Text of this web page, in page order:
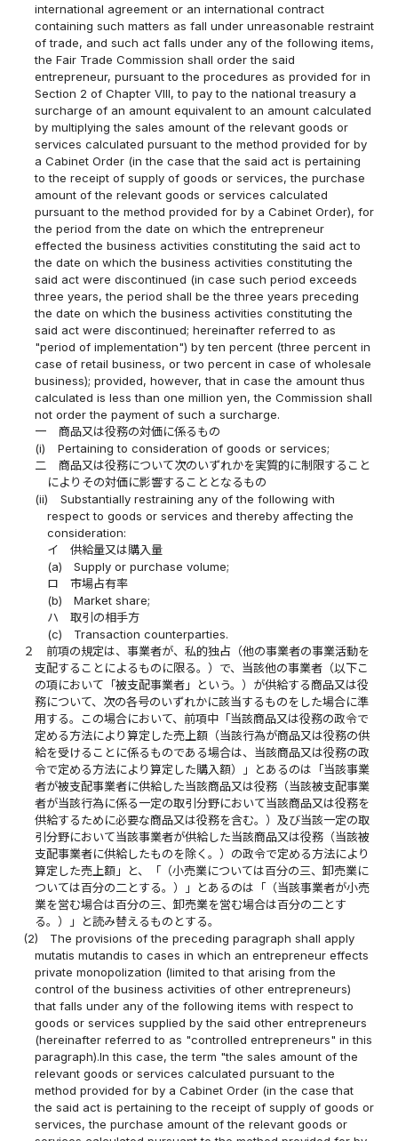
international agreement or an international contract
containing such matters as fall under unreasonable restraint
of trade, and such act falls under any of the following items,
the Fair Trade Commission shall order the said
entrepreneur, pursuant to the procedures as provided for in
Section 2 of Chapter VIII, to pay to the national treasury a
surcharge of an amount equivalent to an amount calculated
by multiplying the sales amount of the relevant goods or
services calculated pursuant to the method provided for by
a Cabinet Order (in the case that the said act is pertaining
to the receipt of supply of goods or services, the purchase
amount of the relevant goods or services calculated
pursuant to the method provided for by a Cabinet Order), for
the period from the date on which the entrepreneur
effected the business activities constituting the said act to
the date on which the business activities constituting the
said act were discontinued (in case such period exceeds
three years, the period shall be the three years preceding
the date on which the business activities constituting the
said act were discontinued; hereinafter referred to as
"period of implementation") by ten percent (three percent in
case of retail business, or two percent in case of wholesale
business); provided, however, that in case the amount thus
calculated is less than one million yen, the Commission shall
not order the payment of such a surcharge.
一
商品又は役務の対価に係るもの
(i)
Pertaining to consideration of goods or services;
二
商品又は役務について次のいずれかを実質的に制限すること
によりその対価に影響することとなるもの
(ii)
Substantially restraining any of the following with
respect to goods or services and thereby affecting the
consideration:
イ
供給量又は購入量
(a)
Supply or purchase volume;
ロ
市場占有率
(b)
Market share;
ハ
取引の相手方
(c)
Transaction counterparties.
２
前項の規定は、事業者が、私的独占（他の事業者の事業活動を
支配することによるものに限る。）で、当該他の事業者（以下こ
の項において「被支配事業者」という。）が供給する商品又は役
務について、次の各号のいずれかに該当するものをした場合に準
用する。この場合において、前項中「当該商品又は役務の政令で
定める方法により算定した売上額（当該行為が商品又は役務の供
給を受けることに係るものである場合は、当該商品又は役務の政
令で定める方法により算定した購入額）」とあるのは「当該事業
者が被支配事業者に供給した当該商品又は役務（当該被支配事業
者が当該行為に係る一定の取引分野において当該商品又は役務を
供給するために必要な商品又は役務を含む。）及び当該一定の取
引分野において当該事業者が供給した当該商品又は役務（当該被
支配事業者に供給したものを除く。）の政令で定める方法により
算定した売上額」と、「（小売業については百分の三、卸売業に
ついては百分の二とする。）」とあるのは「（当該事業者が小売
業を営む場合は百分の三、卸売業を営む場合は百分の二とす
る。）」と読み替えるものとする。
(2)
The provisions of the preceding paragraph shall apply
mutatis mutandis to cases in which an entrepreneur effects
private monopolization (limited to that arising from the
control of the business activities of other entrepreneurs)
that falls under any of the following items with respect to
goods or services supplied by the said other entrepreneurs
(hereinafter referred to as "controlled entrepreneurs" in this
paragraph).In this case, the term "the sales amount of the
relevant goods or services calculated pursuant to the
method provided for by a Cabinet Order (in the case that
the said act is pertaining to the receipt of supply of goods or
services, the purchase amount of the relevant goods or